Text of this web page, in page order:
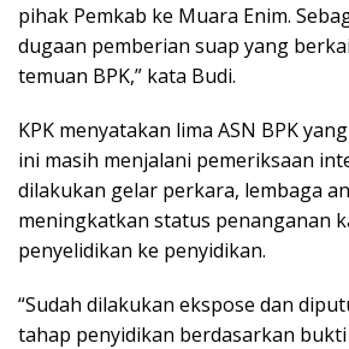
pihak Pemkab ke Muara Enim.
dugaan pemberian suap yang
temuan BPK,” kata Budi.
KPK menyatakan lima ASN BPK
ini masih menjalani pemeriksaan
dilakukan gelar perkara, lembaga
meningkatkan status penanganan
penyelidikan ke penyidikan.
“Sudah dilakukan ekspose dan
tahap penyidikan berdasarkan